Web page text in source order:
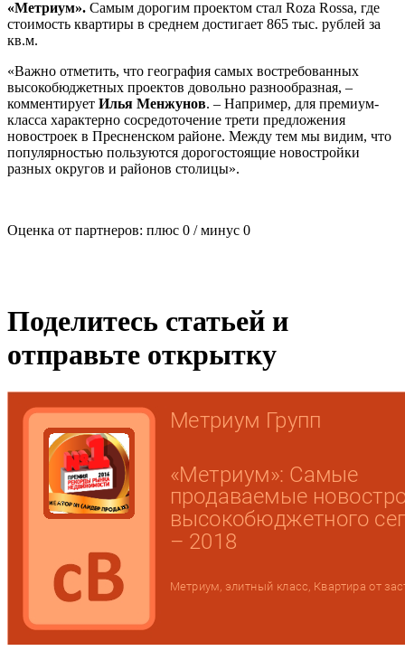
«Метриум». Самым дорогим проектом стал Roza Rossa, где
стоимость квартиры в среднем достигает 865 тыс. рублей за
кв.м.
«Важно отметить, что география самых востребованных
высокобюджетных проектов довольно разнообразная, –
комментирует Илья Менжунов. – Например, для премиум-
класса характерно сосредоточение трети предложения
новостроек в Пресненском районе. Между тем мы видим, что
популярностью пользуются дорогостоящие новостройки
разных округов и районов столицы».
Оценка от партнеров: плюс 0 / минус 0
Поделитесь статьей и
отправьте открытку